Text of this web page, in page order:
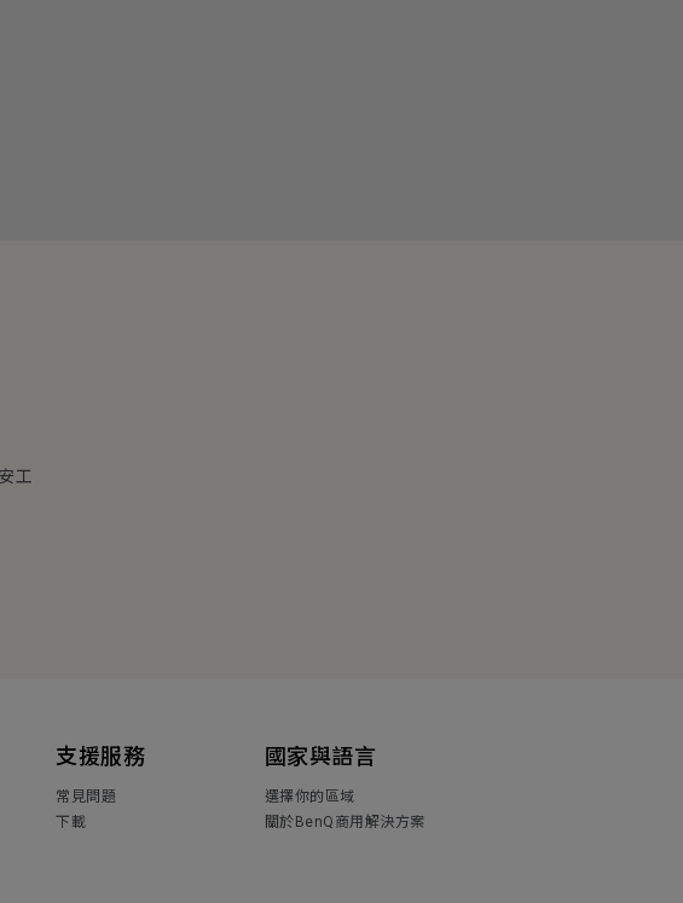
工
支援服務
常見問題
下載
國家與語言
選擇你的區域
關於BenQ商用解決方案